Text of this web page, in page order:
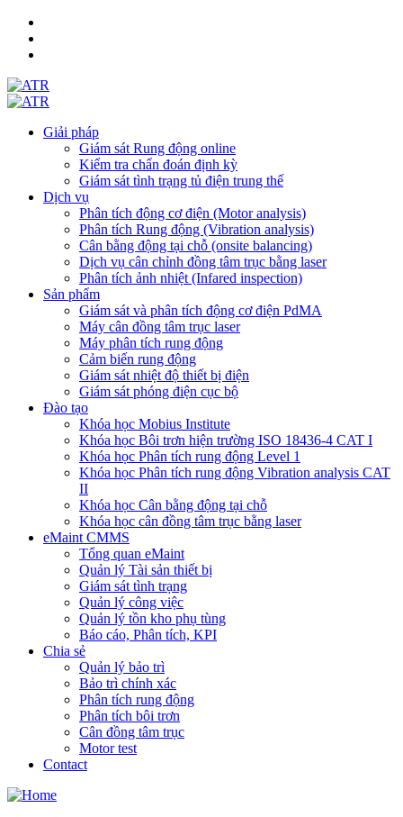
Giải pháp
Giám sát Rung động online
Kiểm tra chẩn đoán định kỳ
Giám sát tình trạng tủ điện trung thế
Dịch vụ
Phân tích động cơ điện (Motor analysis)
Phân tích Rung động (Vibration analysis)
Cân bằng động tại chỗ (onsite balancing)
Dịch vụ cân chỉnh đồng tâm trục bằng laser
Phân tích ảnh nhiệt (Infared inspection)
Sản phẩm
Giám sát và phân tích động cơ điện PdMA
Máy cân đồng tâm trục laser
Máy phân tích rung động
Cảm biến rung động
Giám sát nhiệt độ thiết bị điện
Giám sát phóng điện cục bộ
Đào tạo
Khóa học Mobius Institute
Khóa học Bôi trơn hiện trường ISO 18436-4 CAT I
Khóa học Phân tích rung động Level 1
Khóa học Phân tích rung động Vibration analysis CAT
II
Khóa học Cân bằng động tại chỗ
Khóa học cân đồng tâm trục bằng laser
eMaint CMMS
Tổng quan eMaint
Quản lý Tài sản thiết bị
Giám sát tình trạng
Quản lý công việc
Quản lý tồn kho phụ tùng
Báo cáo, Phân tích, KPI
Chia sẻ
Quản lý bảo trì
Bảo trì chính xác
Phân tích rung động
Phân tích bôi trơn
Cân đồng tâm trục
Motor test
Contact